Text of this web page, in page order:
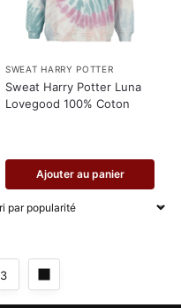
SWEAT HARRY POTTER
Sweat Harry Potter Luna
Lovegood 100% Coton
Ajouter au panier
3